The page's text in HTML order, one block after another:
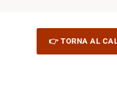
👉 TORNA AL